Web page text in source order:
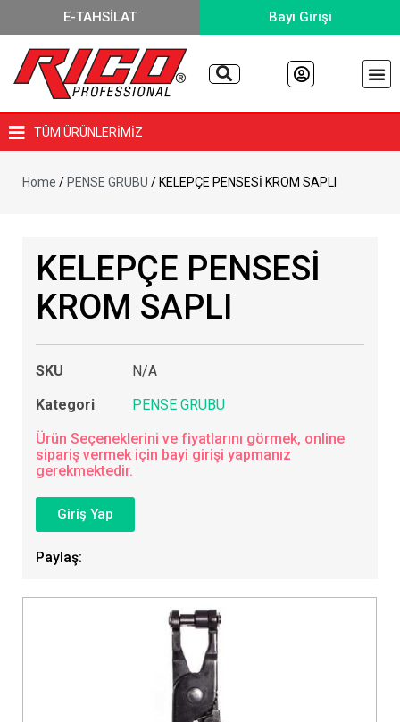
E-TAHSİLAT Bayi Girişi
TÜM ÜRÜNLERİMİZ
Home / PENSE GRUBU / KELEPÇE PENSESİ KROM SAPLI
KELEPÇE PENSESİ
KROM SAPLI
SKU
N/A
Kategori
PENSE GRUBU
Ürün Seçeneklerini ve fiyatlarını görmek, online
sipariş vermek için bayi girişi yapmanız
gerekmektedir.
Giriş Yap
Paylaş: